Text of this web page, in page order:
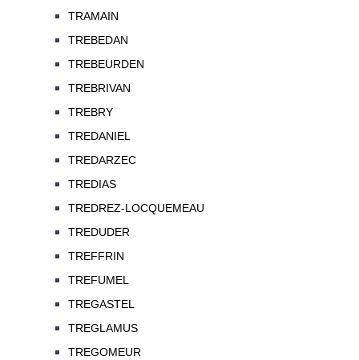
TRAMAIN
TREBEDAN
TREBEURDEN
TREBRIVAN
TREBRY
TREDANIEL
TREDARZEC
TREDIAS
TREDREZ-LOCQUEMEAU
TREDUDER
TREFFRIN
TREFUMEL
TREGASTEL
TREGLAMUS
TREGOMEUR